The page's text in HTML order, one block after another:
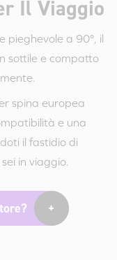
Il Viaggio
pieghevole a 90°, il
sottile e compatto
spina europea
e una
il fastidio di
in viaggio.